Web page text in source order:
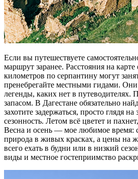
Если вы путешествуете
маршрут заранее. Расстояния на
километров по серпантину могут
пренебрегайте местными гидами.
легенды, каких нет в путеводителях.
запасом. В Дагестане обязательно
захотите задержаться, просто глядя
сезонность. Летом всё цветет и
Весна и осень — мое любимое время:
природа в живых красках, а цены на
всего ехать в будни или в низкий
виды и местное гостеприимство